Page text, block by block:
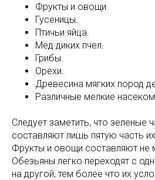
Фрукты и овощи.
Гусеницы.
Птичьи яйца.
Мед диких пчел.
Грибы.
Орехи.
Древесина мягких пород
Различные мелкие
Следует заметить, что зеленые
составляют лишь пятую часть
Фрукты и овощи составляют не
Обезьяны легко переходят с
на другой, тем более что их